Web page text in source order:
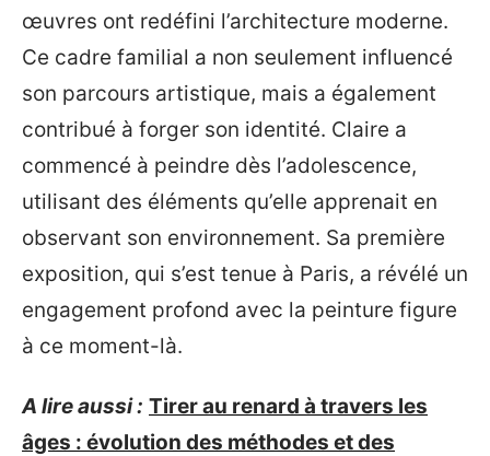
œuvres ont redéfini l’architecture moderne.
Ce cadre familial a non seulement influencé
son parcours artistique, mais a également
contribué à forger son identité. Claire a
commencé à peindre dès l’adolescence,
utilisant des éléments qu’elle apprenait en
observant son environnement. Sa première
exposition, qui s’est tenue à Paris, a révélé un
engagement profond avec la peinture figure
à ce moment-là.
A lire aussi : Tirer au renard à travers les
âges : évolution des méthodes et des